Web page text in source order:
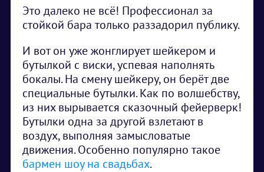
Это далеко не всё! Профессионал за
стойкой бара только раззадорил публику.
И вот он уже жонглирует шейкером и
бутылкой с виски, успевая наполнять
бокалы. На смену шейкеру, он берёт две
специальные бутылки. Как по волшебству,
из них вырывается сказочный фейерверк!
Бутылки одна за другой взлетают в
воздух, выполняя замысловатые
движения. Особенно популярно такое
бармен шоу на свадьбах.